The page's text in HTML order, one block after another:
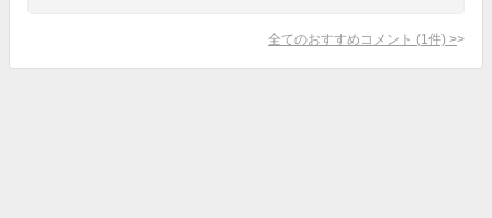
全てのおすすめコメント (1 件) >